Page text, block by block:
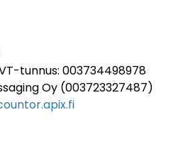
tunnus: 003734498978
Oy (003723327487)